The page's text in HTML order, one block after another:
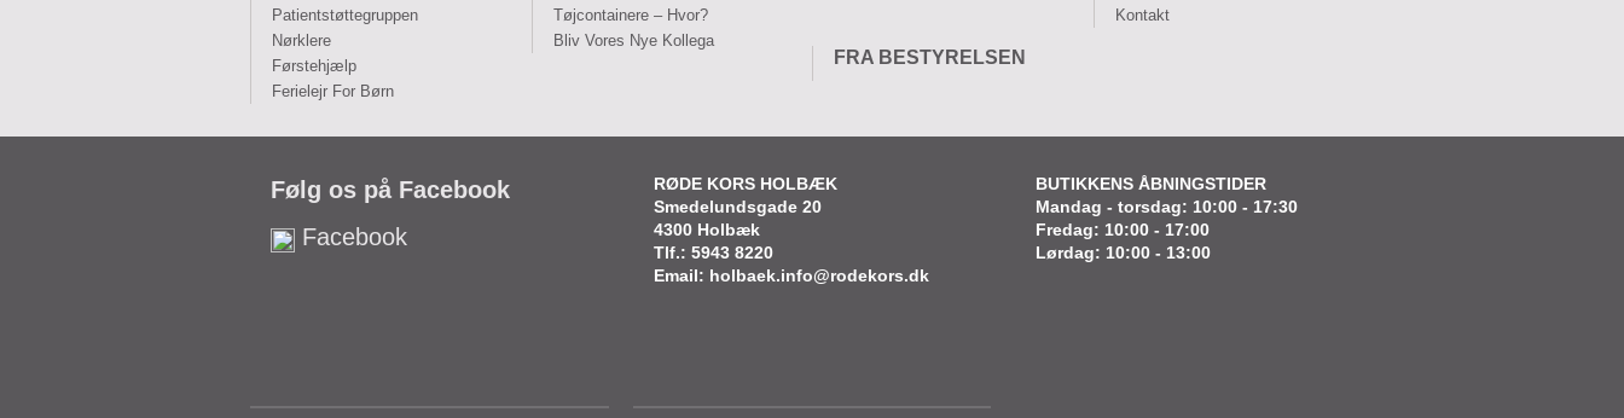
Patientstøttegruppen
Nørklere
Førstehjælp
Ferielejr For Børn
Tøjcontainere – Hvor?
Bliv Vores Nye Kollega
Kontakt
FRA BESTYRELSEN
Følg os på Facebook
Facebook
RØDE KORS HOLBÆK
Smedelundsgade 20
4300 Holbæk
Tlf.: 5943 8220
Email: holbaek.info@rodekors.dk
BUTIKKENS ÅBNINGSTIDER
Mandag - torsdag: 10:00 - 17:30
Fredag: 10:00 - 17:00
Lørdag: 10:00 - 13:00